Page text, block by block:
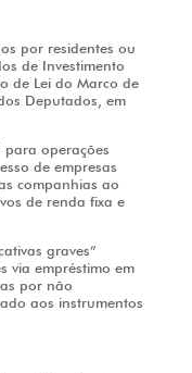
por residentes ou
de Investimento
de Lei do Marco de
Deputados, em
para operações
de empresas
companhias ao
de renda fixa e
graves”
via empréstimo em
por não
aos instrumentos